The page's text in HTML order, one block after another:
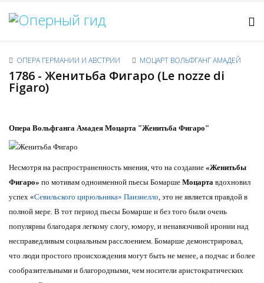
ОПЕРА ГЕРМАНИИ И АВСТРИИ МОЦАРТ ВОЛЬФГАНГ АМАДЕЙ
1786 - Женитьба Фигаро (Le nozze di
Figaro)
Опера Вольфганга Амадея Моцарта "Женитьба Фигаро"
Несмотря на распространенность мнения, что на создание «Женитьбы
Фигаро» по мотивам одноименной пьесы Бомарше Моцарта вдохновил
успех «Севильского цирюльника» Паизиелло, это не является правдой в
полной мере. В тот период пьесы Бомарше и без того были очень
популярны благодаря легкому слогу, юмору, и ненавязчивой иронии над
несправедливым социальным расслоением. Бомарше демонстрировал,
что люди простого происхождения могут быть не менее, а подчас и более
сообразительными и благородными, чем носители аристократических